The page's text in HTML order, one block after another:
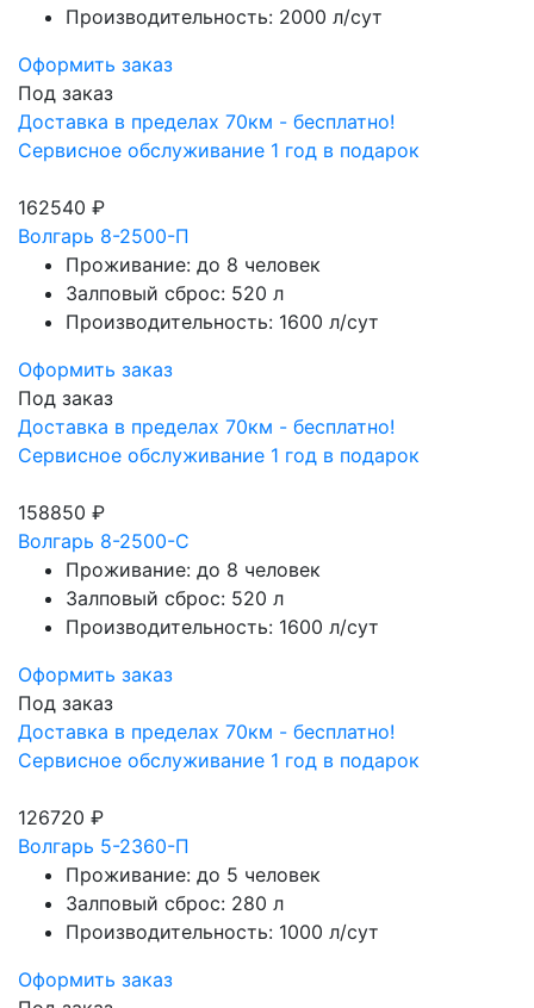
Производительность: 2000 л/сут
Оформить заказ
Под заказ
Доставка в пределах 70км - бесплатно!
Сервисное обслуживание 1 год в подарок
162540 ₽
Волгарь 8-2500-П
Проживание: до 8 человек
Залповый сброс: 520 л
Производительность: 1600 л/сут
Оформить заказ
Под заказ
Доставка в пределах 70км - бесплатно!
Сервисное обслуживание 1 год в подарок
158850 ₽
Волгарь 8-2500-С
Проживание: до 8 человек
Залповый сброс: 520 л
Производительность: 1600 л/сут
Оформить заказ
Под заказ
Доставка в пределах 70км - бесплатно!
Сервисное обслуживание 1 год в подарок
126720 ₽
Волгарь 5-2360-П
Проживание: до 5 человек
Залповый сброс: 280 л
Производительность: 1000 л/сут
Оформить заказ